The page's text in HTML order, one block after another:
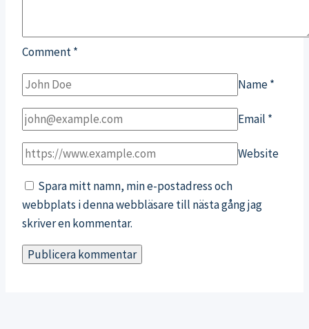
Comment*
Name*
Email *
Website
Spara mitt namn, min e-postadress och
webbplats i denna webbläsare till nästa gång jag
skriver en kommentar.